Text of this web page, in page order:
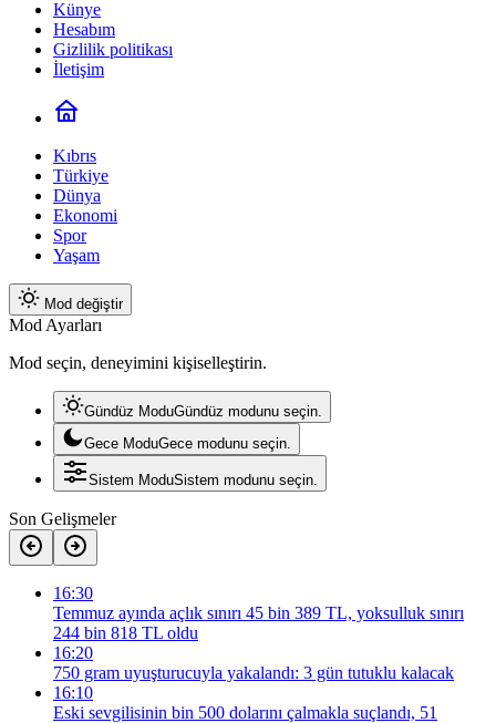
Künye
Hesabım
Gizlilik politikası
İletişim
Kıbrıs
Türkiye
Dünya
Ekonomi
Spor
Yaşam
Mod değiştir
Mod Ayarları
Mod seçin, deneyimini kişiselleştirin.
Gündüz ModuGündüz modunu seçin.
Gece ModuGece modunu seçin.
Sistem ModuSistem modunu seçin.
Son Gelişmeler
16:30
Temmuz ayında açlık sınırı 45 bin 389 TL, yoksulluk sınırı
244 bin 818 TL oldu
16:20
750 gram uyuşturucuyla yakalandı: 3 gün tutuklu kalacak
16:10
Eski sevgilisinin bin 500 dolarını çalmakla suçlandı, 51